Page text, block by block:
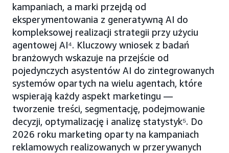
kampaniach, a marki przejdą od
eksperymentowania z generatywną AI do
kompleksowej realizacji strategii przy użyciu
agentowej AI⁴. Kluczowy wniosek z badań
branżowych wskazuje na przejście od
pojedynczych asystentów AI do zintegrowanych
systemów opartych na wielu agentach, które
wspierają każdy aspekt marketingu —
tworzenie treści, segmentację, podejmowanie
decyzji, optymalizację i analizę statystyk⁵. Do
2026 roku marketing oparty na kampaniach
reklamowych realizowanych w przerywanych